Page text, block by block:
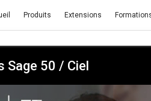
Produits Extensions
Sage 50 / Ciel